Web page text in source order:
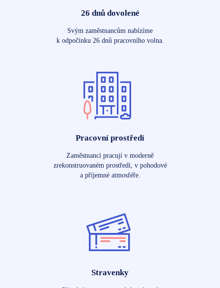
26 dnů dovolené
Svým zaměstnancům nabízíme
k odpočinku 26 dnů pracovního volna.
Pracovní prostředí
Zaměstnanci pracují v moderně
zrekonstruovaném prostředí, v pohodové
a příjemné atmosféře.
Stravenky